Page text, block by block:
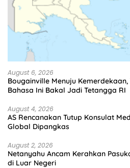
August 6, 2026
Bougainville Menuju Kemerdekaan,
Bahasa Ini Bakal Jadi Tetangga RI
August 4, 2026
AS Rencanakan Tutup Konsulat
Global Dipangkas
August 2, 2026
Netanyahu Ancam Kerahkan
di Luar Negeri